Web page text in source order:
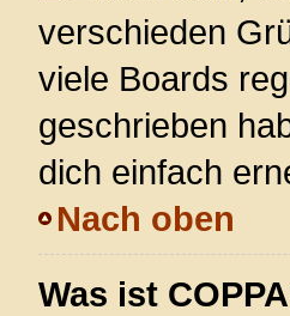
verschieden
viele Boards
geschrieben
dich einfach
Nach oben
Was ist